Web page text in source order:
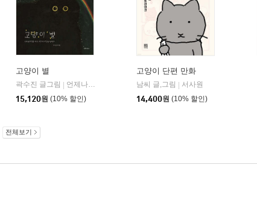
고양이 별
곽수진 글그림
언제나북스
15,120원 (10% 할인)
고양이 단편 만화
남씨 글,그림
서사원
14,400원 (10% 할인)
전체보기